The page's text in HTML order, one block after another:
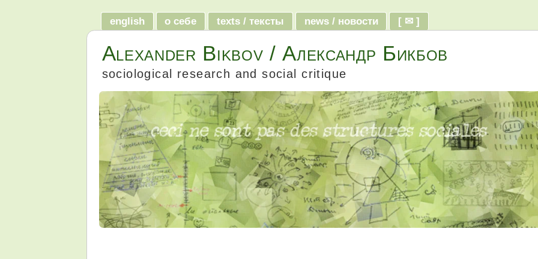
english о себе texts / тексты news / новости [ ✉ ]
Alexander Bikbov / Александр Бикбов
sociological research and social critique